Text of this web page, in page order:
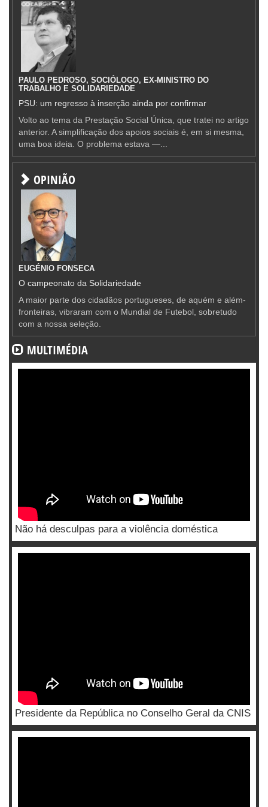
PAULO PEDROSO, SOCIÓLOGO, EX-MINISTRO DO
TRABALHO E SOLIDARIEDADE
PSU: um regresso à inserção ainda por confirmar
Volto ao tema da Prestação Social Única, que tratei no artigo
anterior. A simplificação dos apoios sociais é, em si mesma,
uma boa ideia. O problema estava —...
OPINIÃO
EUGÉNIO FONSECA
O campeonato da Solidariedade
A maior parte dos cidadãos portugueses, de aquém e além-
fronteiras, vibraram com o Mundial de Futebol, sobretudo
com a nossa seleção.
MULTIMÉDIA
Não há desculpas para a violência doméstica
Presidente da República no Conselho Geral da CNIS